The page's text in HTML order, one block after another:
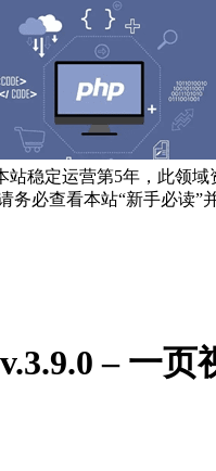
站稳定运营第5年，此领
务必查看本站“新手必读”
– 一